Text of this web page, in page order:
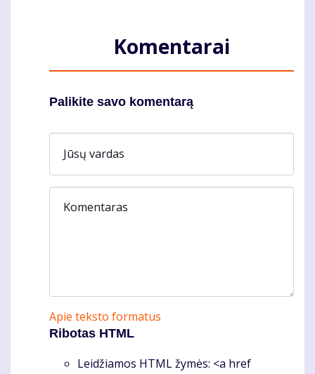
Komentarai
Palikite savo komentarą
Jūsų vardas
Komentaras
Apie teksto formatus
Ribotas HTML
Leidžiamos HTML žymės: <a href